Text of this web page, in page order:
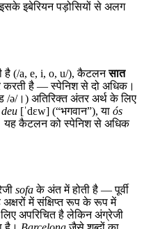
इबेरियन पड़ोसियों से अलग
है (/a, e, i, o, u/), कैटलनसात
करती है — स्पेनिश से दो अधिक।
/ə/।) अतिरिक्त अंतर अर्थ के लिए
deu [ˈdɛw] (“भगवान”), या ós
यह कैटलन को स्पेनिश से अधिक
sofaके अंत में होती है — पूर्वी
में संक्षिप्त रूप के रूप में
अपरिचित है लेकिन अंग्रेजी